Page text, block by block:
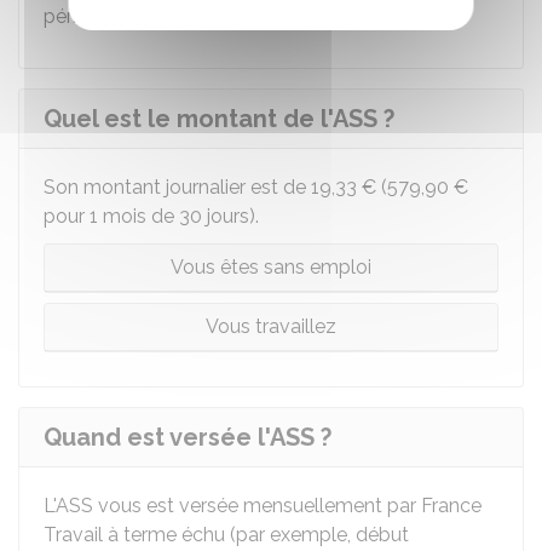
période d'indemnisation.
Quel est le montant de l'ASS ?
Son montant journalier est de 19,33 € (579,90 €
pour 1 mois de 30 jours).
Vous êtes sans emploi
Vous travaillez
Quand est versée l'ASS ?
L'ASS vous est versée mensuellement par France
Travail à terme échu (par exemple, début